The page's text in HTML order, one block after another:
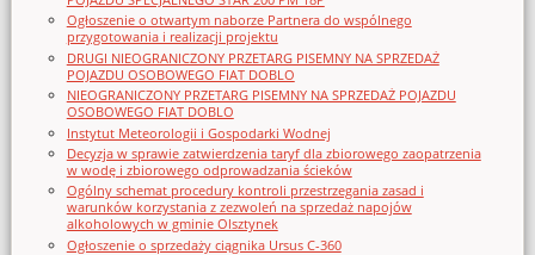
Ogłoszenie o otwartym naborze Partnera do wspólnego
przygotowania i realizacji projektu
DRUGI NIEOGRANICZONY PRZETARG PISEMNY NA SPRZEDAŻ
POJAZDU OSOBOWEGO FIAT DOBLO
NIEOGRANICZONY PRZETARG PISEMNY NA SPRZEDAŻ POJAZDU
OSOBOWEGO FIAT DOBLO
Instytut Meteorologii i Gospodarki Wodnej
Decyzja w sprawie zatwierdzenia taryf dla zbiorowego zaopatrzenia
w wodę i zbiorowego odprowadzania ścieków
Ogólny schemat procedury kontroli przestrzegania zasad i
warunków korzystania z zezwoleń na sprzedaż napojów
alkoholowych w gminie Olsztynek
Ogłoszenie o sprzedaży ciągnika Ursus C-360